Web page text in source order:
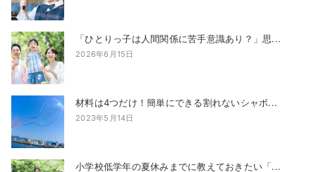
「ひとりっ子は人間関係に苦手意識あり？」思...
2026年6月15日
材料は4つだけ！簡単にできる割れないシャボ...
2023年5月14日
小学校低学年の夏休みまでに教えておきたい「...